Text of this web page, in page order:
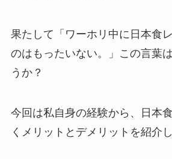
果たして「ワーホリ中に日本食
のはもったいない。」この言葉
うか？
今回は私自身の経験から、日本
くメリットとデメリットを紹介し